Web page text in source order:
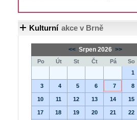
Kulturní akce v Brně
<< Srpen 2026 >>
Po Út St Čt Pá So
1
3 4 5 6 7 8
10 11 12 13 14 15
17 18 19 20 21 22